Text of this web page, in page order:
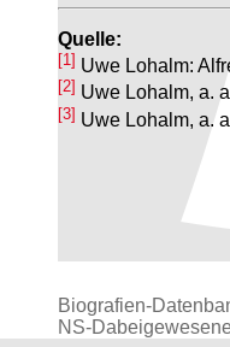
Biografien-
Quelle:
[1] Uwe Lohalm:
[2] Uwe Lohalm, a.
[3] Uwe Lohalm, a.